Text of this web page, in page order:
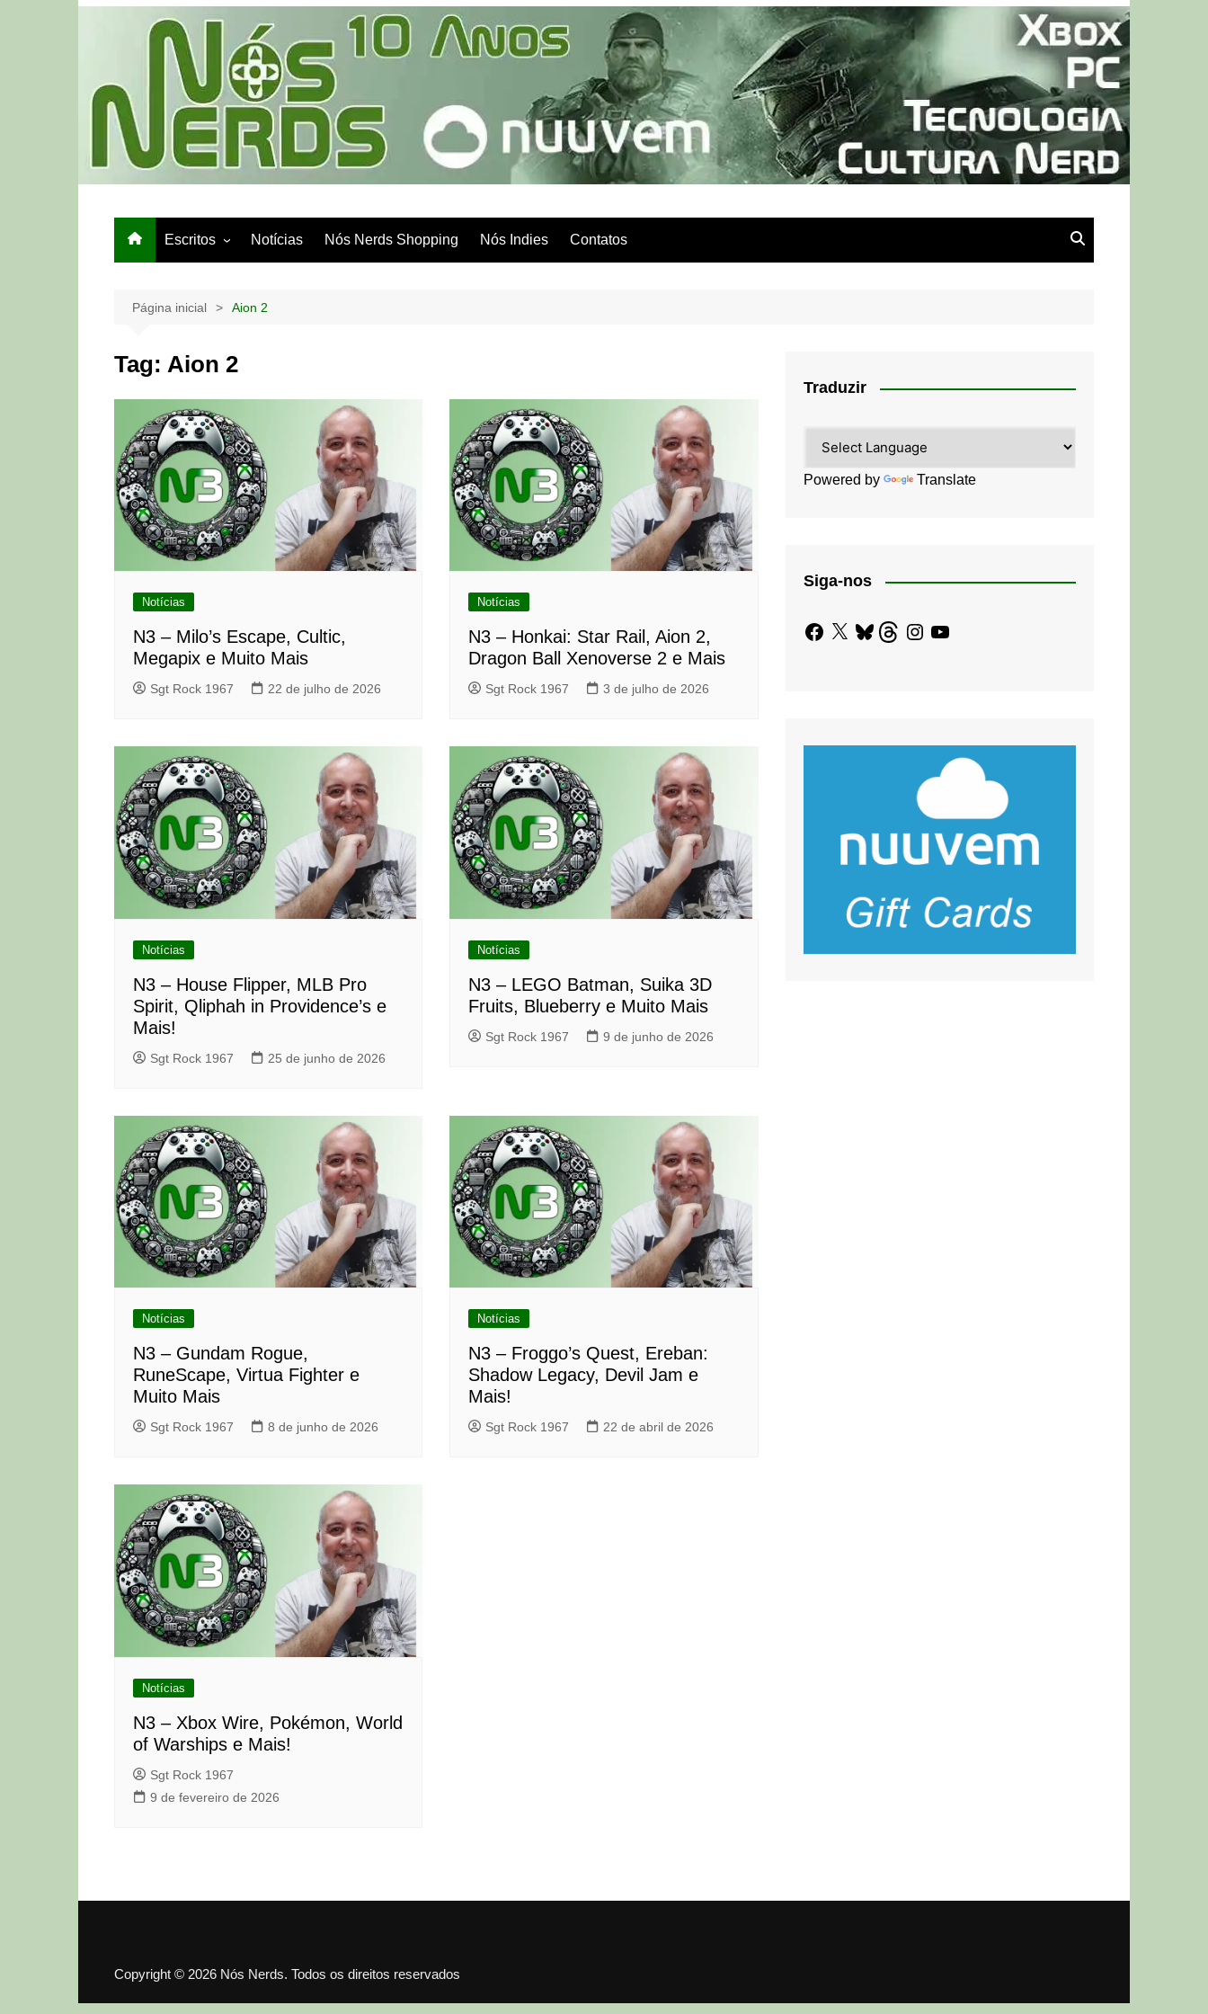
Escritos
Papo de Bar
Notícias Nós Nerds Shopping Nós Indies Contatos
Página inicial Aion 2
Tag: Aion 2
Notícias
N3 – Milo’s Escape, Cultic,
Megapix e Muito Mais
Sgt Rock 1967 22 de julho de 2026
Notícias
N3 – Honkai: Star Rail, Aion 2,
Dragon Ball Xenoverse 2 e Mais
Sgt Rock 1967 3 de julho de 2026
Notícias
N3 – House Flipper, MLB Pro
Spirit, Qliphah in Providence’s e
Mais!
Sgt Rock 1967 25 de junho de 2026
Notícias
N3 – LEGO Batman, Suika 3D
Fruits, Blueberry e Muito Mais
Sgt Rock 1967 9 de junho de 2026
Notícias
N3 – Gundam Rogue,
RuneScape, Virtua Fighter e
Muito Mais
Sgt Rock 1967 8 de junho de 2026
Notícias
N3 – Froggo’s Quest, Ereban:
Shadow Legacy, Devil Jam e
Mais!
Sgt Rock 1967 22 de abril de 2026
Notícias
N3 – Xbox Wire, Pokémon, World
of Warships e Mais!
Sgt Rock 1967
9 de fevereiro de 2026
Traduzir
Powered by Translate
Siga-nos
Facebook
X BlueskyThreadsInstagram
YouTube
Copyright © 2026 Nós Nerds. Todos os direitos reservados